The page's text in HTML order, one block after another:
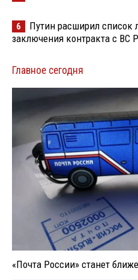
6
Путин расширил список
заключения контракта с ВС
Главное сегодня
«Почта России» станет